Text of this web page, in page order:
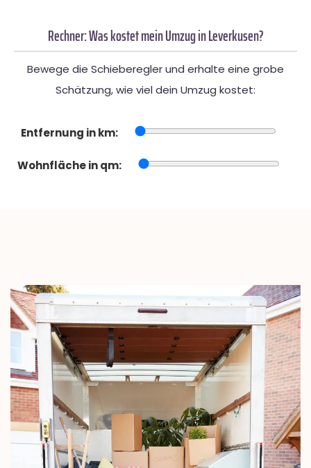
Rechner: Was kostet mein Umzug in Leverkusen?
Bewege die Schieberegler und erhalte eine grobe
Schätzung, wie viel dein Umzug kostet:
Entfernung in km:
Wohnfläche in qm: